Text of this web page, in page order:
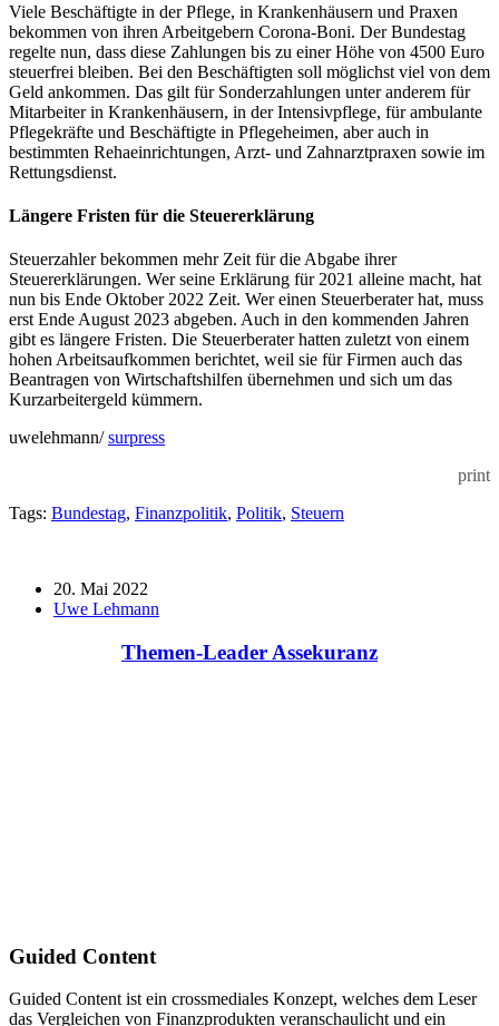
Viele Beschäftigte in der Pflege, in Krankenhäusern und Praxen
bekommen von ihren Arbeitgebern Corona-Boni. Der Bundestag
regelte nun, dass diese Zahlungen bis zu einer Höhe von 4500 Euro
steuerfrei bleiben. Bei den Beschäftigten soll möglichst viel von dem
Geld ankommen. Das gilt für Sonderzahlungen unter anderem für
Mitarbeiter in Krankenhäusern, in der Intensivpflege, für ambulante
Pflegekräfte und Beschäftigte in Pflegeheimen, aber auch in
bestimmten Rehaeinrichtungen, Arzt- und Zahnarztpraxen sowie im
Rettungsdienst.
Längere Fristen für die Steuererklärung
Steuerzahler bekommen mehr Zeit für die Abgabe ihrer
Steuererklärungen. Wer seine Erklärung für 2021 alleine macht, hat
nun bis Ende Oktober 2022 Zeit. Wer einen Steuerberater hat, muss
erst Ende August 2023 abgeben. Auch in den kommenden Jahren
gibt es längere Fristen. Die Steuerberater hatten zuletzt von einem
hohen Arbeitsaufkommen berichtet, weil sie für Firmen auch das
Beantragen von Wirtschaftshilfen übernehmen und sich um das
Kurzarbeitergeld kümmern.
uwelehmann/surpress
print
Tags: Bundestag, Finanzpolitik, Politik, Steuern
20. Mai 2022
Uwe Lehmann
Themen-Leader Assekuranz
Guided Content
Guided Content ist ein crossmediales Konzept, welches dem Leser
das Vergleichen von Finanzprodukten veranschaulicht und ein